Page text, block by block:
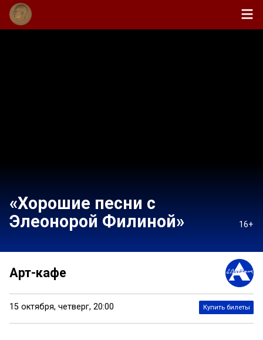
«Хорошие песни с
Элеонорой Филиной»
16+
Арт-кафе
15 октября, четверг, 20:00 Купить билеты